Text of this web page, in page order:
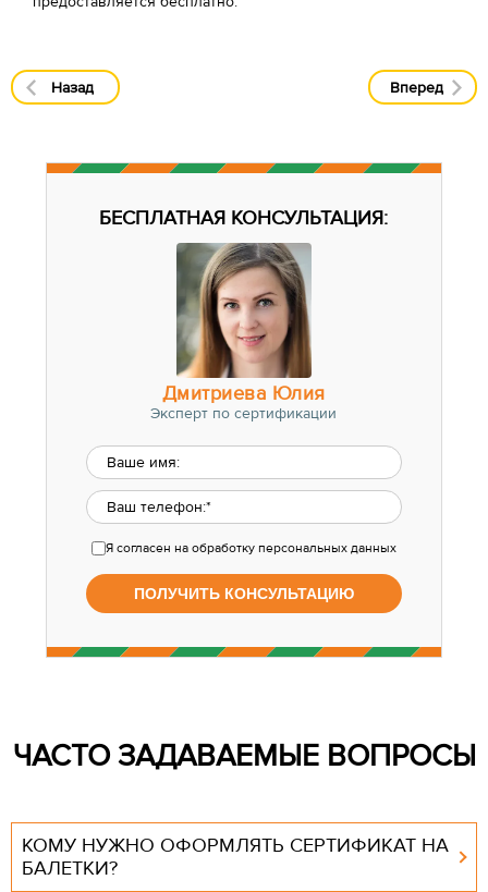
Назад Вперед
БЕСПЛАТНАЯ КОНСУЛЬТАЦИЯ:
Дмитриева Юлия
Эксперт по сертификации
Я согласен на обработку персональных данных
ЧАСТО ЗАДАВАЕМЫЕ ВОПРОСЫ
КОМУ НУЖНО ОФОРМЛЯТЬ СЕРТИФИКАТ НА
БАЛЕТКИ?